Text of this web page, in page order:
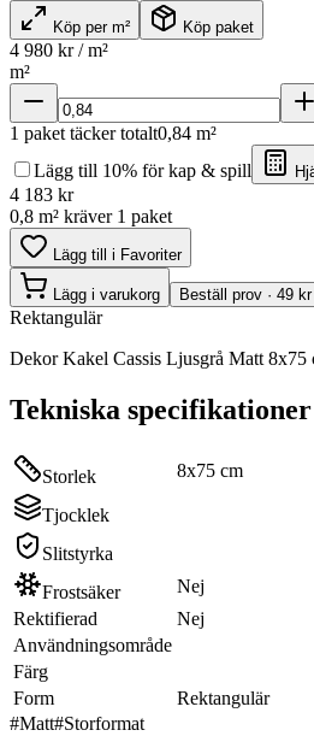
Köp per m² Köp paket
4 980 kr / m²
m²
1 paket täcker totalt0,84 m²
Lägg till 10% för kap & spill
4 183 kr
0,8 m² kräver 1 paket
Lägg till i Favoriter
Lägg i varukorg Beställ prov · 49 kr
Rektangulär
Dekor Kakel Cassis Ljusgrå Matt 8x75
Tekniska specifikationer
Storlek 8x75 cm
Tjocklek
Slitstyrka
Frostsäker
Nej
Rektifierad
Nej
Användningsområde
Färg
Form
Rektangulär
#Matt#Storformat